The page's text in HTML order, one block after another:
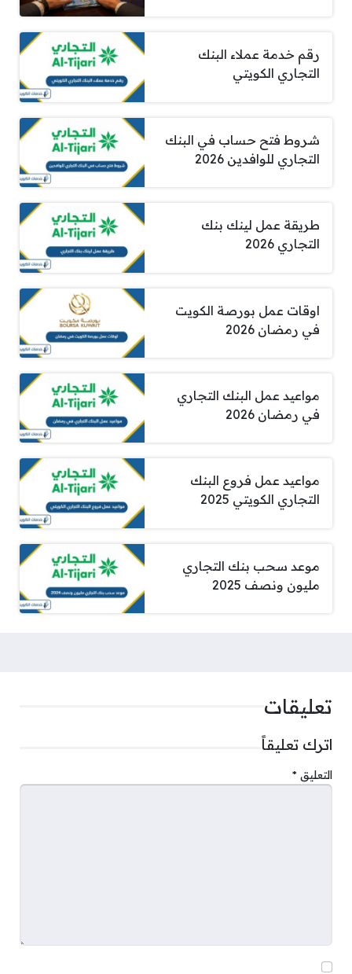
رقم خدمة عملاء البنك
التجاري الكويتي
شروط فتح حساب في البنك
التجاري للوافدين 2026
طريقة عمل لينك بنك
التجاري 2026
اوقات عمل بورصة الكويت
في رمضان 2026
مواعيد عمل البنك التجاري
في رمضان 2026
مواعيد عمل فروع البنك
التجاري الكويتي 2025
موعد سحب بنك التجاري
مليون ونصف 2025
تعليقات
اترك تعليقاً
التعليق *